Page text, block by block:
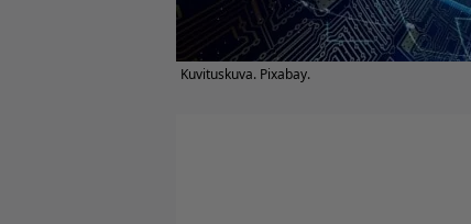
Kuvituskuva. Pixabay.